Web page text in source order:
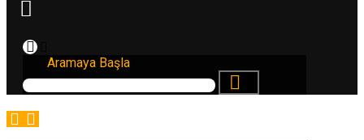
Aramaya Başla